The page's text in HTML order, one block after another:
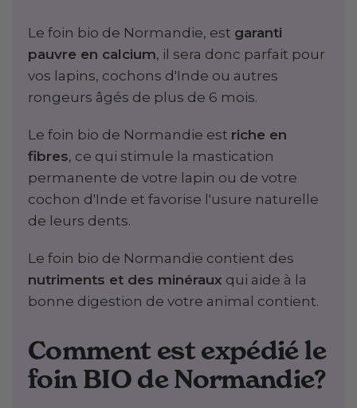
Le foin bio de Normandie, est garanti
pauvre en calcium, il sera donc parfait pour
vos lapins, cochons d'Inde ou autres
rongeurs âgés de plus de 6 mois.
Le foin bio de Normandie est riche en
fibres, ce qui stimule la mastication
permanente de votre lapin ou de votre
cochon d'Inde et favorise l'usure naturelle
de leurs dents.
Le foin bio de Normandie contient des
nutriments et des minéraux qui aide à la
bonne digestion de votre animal contient.
Comment est expédié le
foin BIO de Normandie?